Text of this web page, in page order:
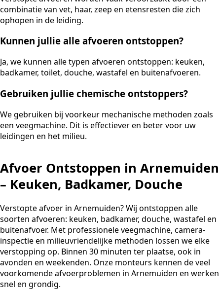
combinatie van vet, haar, zeep en etensresten die zich
ophopen in de leiding.
Kunnen jullie alle afvoeren ontstoppen?
Ja, we kunnen alle typen afvoeren ontstoppen: keuken,
badkamer, toilet, douche, wastafel en buitenafvoeren.
Gebruiken jullie chemische ontstoppers?
We gebruiken bij voorkeur mechanische methoden zoals
een veegmachine. Dit is effectiever en beter voor uw
leidingen en het milieu.
Afvoer Ontstoppen in Arnemuiden
– Keuken, Badkamer, Douche
Verstopte afvoer in Arnemuiden? Wij ontstoppen alle
soorten afvoeren: keuken, badkamer, douche, wastafel en
buitenafvoer. Met professionele veegmachine, camera-
inspectie en milieuvriendelijke methoden lossen we elke
verstopping op. Binnen 30 minuten ter plaatse, ook in
avonden en weekenden. Onze monteurs kennen de veel
voorkomende afvoerproblemen in Arnemuiden en werken
snel en grondig.